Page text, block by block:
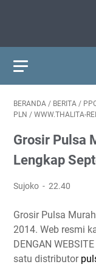
BERANDA / BERITA /
PLN / WWW.THALITA-
Grosir Pulsa
Lengkap
Sujoko 22.40
Grosir Pulsa
2014. Web resmi
DENGAN
satu distributor